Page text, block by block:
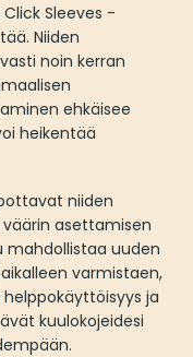
Sleeves -
Niiden
noin kerran
ehkäisee
heikentää
niiden
asettamisen
mahdollistaa uuden
varmistaen,
ja
kuulokojeidesi